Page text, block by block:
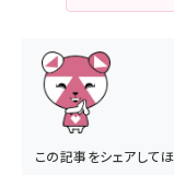
この記事をシェアしてほ